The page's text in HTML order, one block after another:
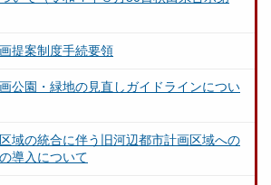
提案制度手続要領
公園・緑地の見直しガイドラインについ
域の統合に伴う旧河辺都市計画区域への
導入について